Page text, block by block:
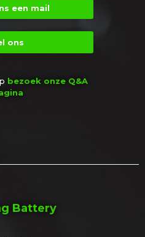
een mail
ons
bezoek onze Q&A
Battery